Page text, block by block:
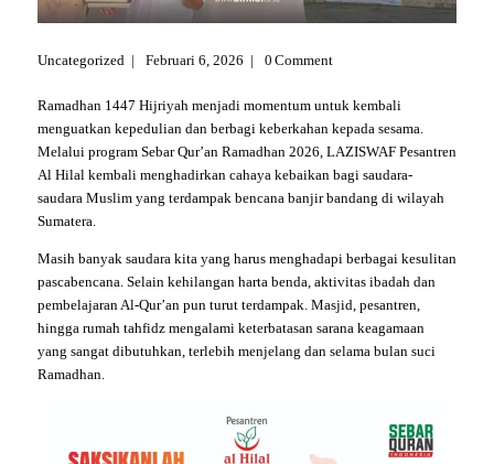
Uncategorized Februari 6, 2026 0 Comment
Ramadhan 1447 Hijriyah menjadi momentum untuk kembali
menguatkan kepedulian dan berbagi keberkahan kepada sesama.
Melalui program Sebar Qur’an Ramadhan 2026, LAZISWAF Pesantren
Al Hilal kembali menghadirkan cahaya kebaikan bagi saudara-
saudara Muslim yang terdampak bencana banjir bandang di wilayah
Sumatera.
Masih banyak saudara kita yang harus menghadapi berbagai kesulitan
pascabencana. Selain kehilangan harta benda, aktivitas ibadah dan
pembelajaran Al-Qur’an pun turut terdampak. Masjid, pesantren,
hingga rumah tahfidz mengalami keterbatasan sarana keagamaan
yang sangat dibutuhkan, terlebih menjelang dan selama bulan suci
Ramadhan.